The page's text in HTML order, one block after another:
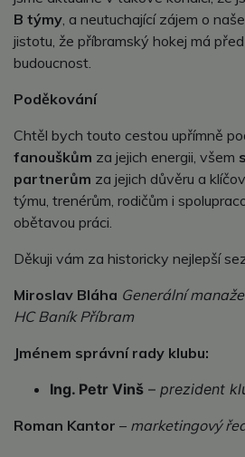
B týmy, a neutuchající zájem o
jistotu, že příbramský hokej má
budoucnost.
Poděkování
Chtěl bych touto cestou upřímně
fanouškům za jejich energii, všem
partnerům za jejich důvěru a
týmu, trenérům, rodičům i
obětavou práci.
Děkuji vám za historicky nejlepší
Miroslav Bláha Generální
HC Baník Příbram
Jménem správní rady klubu:
Ing. Petr Vinš – prezident
Roman Kantor – marketingový